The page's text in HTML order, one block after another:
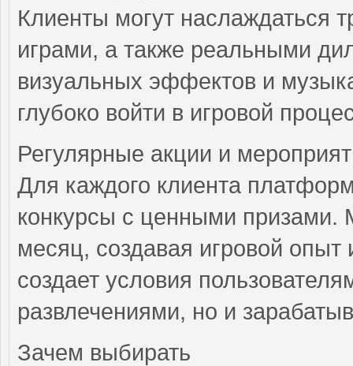
Клиенты могут наслаждаться
играми, а также реальными
визуальных эффектов и
глубоко войти в игровой
Регулярные акции и
Для каждого клиента
конкурсы с ценными призами.
месяц, создавая игровой
создает условия
развлечениями, но и
Зачем выбирать